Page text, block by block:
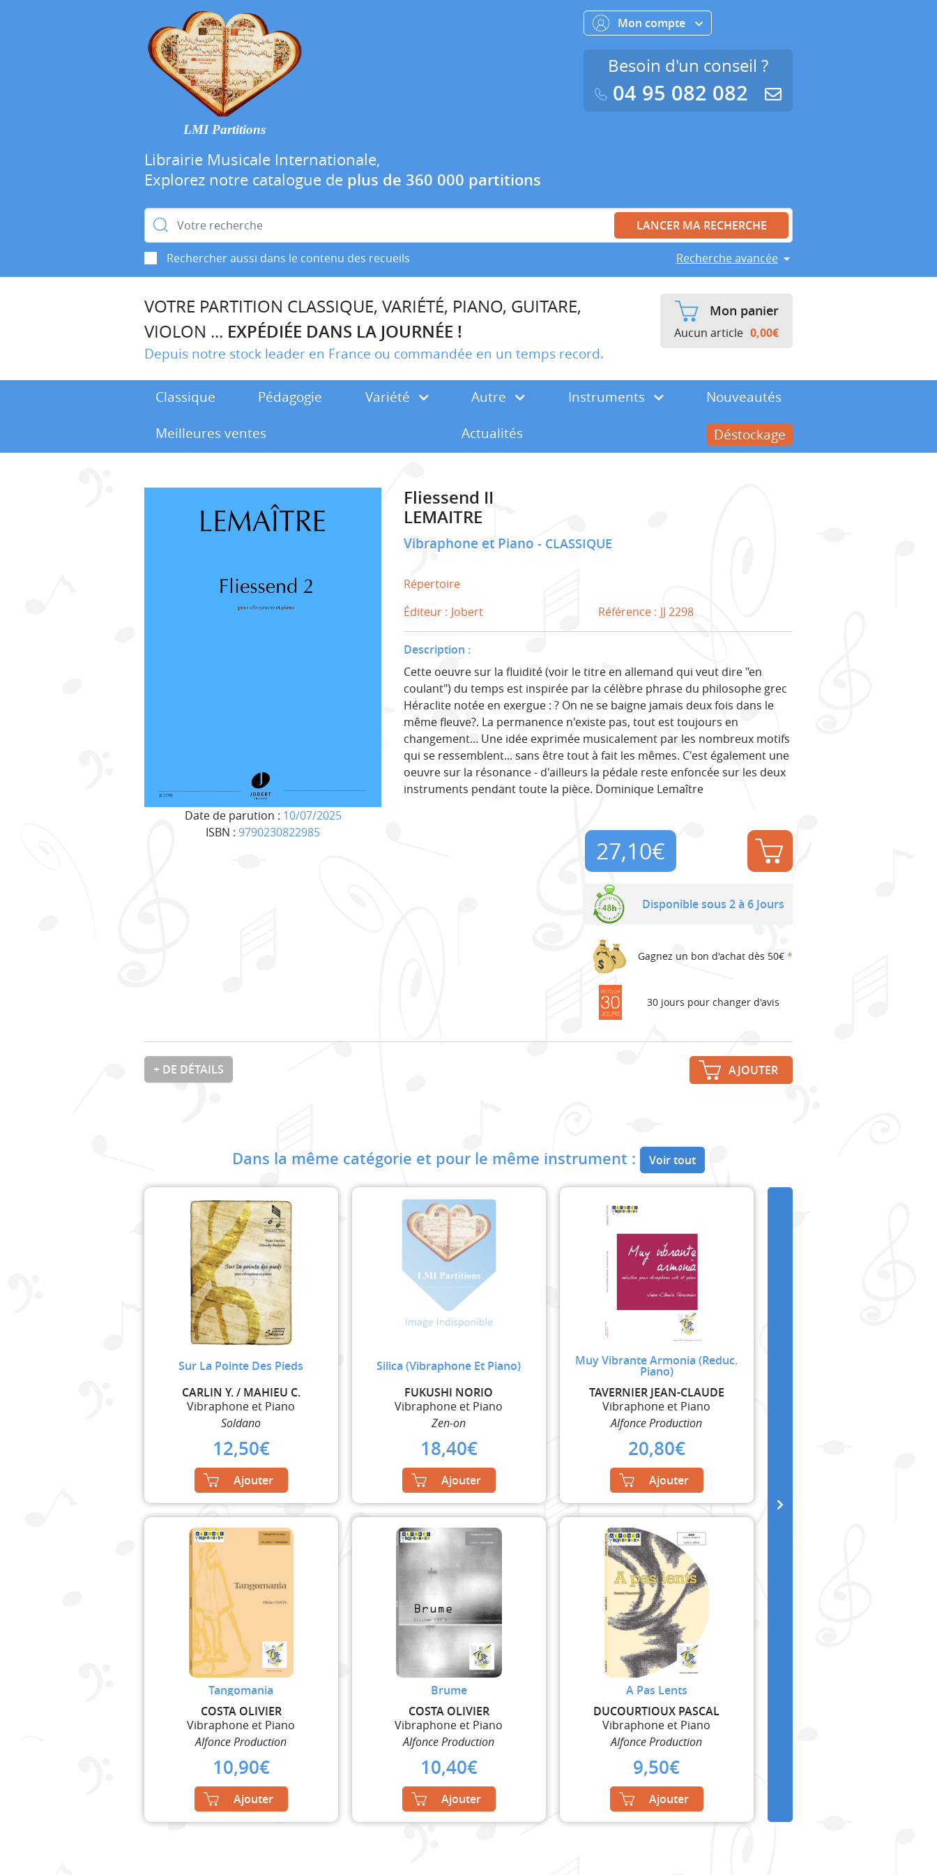
LMI Partitions
Librairie Musicale Internationale,
Explorez notre catalogue de plus de 360 000 partitions
Rechercher :
Rechercher aussi dans le contenu des recueils Recherche avancée
Mon compte
Besoin d'un conseil ?
04 95 082 082
VOTRE PARTITION CLASSIQUE, VARIÉTÉ, PIANO, GUITARE,
VIOLON ... EXPÉDIÉE DANS LA JOURNÉE !
Depuis notre stock leader en France ou commandée en un temps record.
Mon panier
Aucun article 0,00€
Classique Pédagogie Variété Autre Instruments
Nouveautés
Meilleures ventes
Actualités Déstockage
Date de parution : 10/07/2025
ISBN : 9790230822985
Fliessend II
LEMAITRE
Vibraphone et Piano CLASSIQUE
Répertoire
Éditeur : Jobert Référence : JJ 2298
Description :
Cette oeuvre sur la fluidité (voir le titre en allemand qui veut dire "en
coulant") du temps est inspirée par la célèbre phrase du philosophe grec
Héraclite notée en exergue : ? On ne se baigne jamais deux fois dans le
même fleuve?. La permanence n'existe pas, tout est toujours en
changement... Une idée exprimée musicalement par les nombreux motifs
qui se ressemblent... sans être tout à fait les mêmes. C'est également une
oeuvre sur la résonance - d'ailleurs la pédale reste enfoncée sur les deux
instruments pendant toute la pièce. Dominique Lemaître
27,10€
Disponible sous 2 à 6 Jours
Gagnez un bon d'achat dès 50€ *
30 jours pour changer d'avis
+ DE DÉTAILS AJOUTER
Dans la même catégorie et pour le même instrument : Voir tout
Sur La Pointe Des Pieds
CARLIN Y. / MAHIEU C.
Vibraphone et Piano
Soldano
12,50€
Ajouter
Silica (Vibraphone Et Piano)
FUKUSHI NORIO
Vibraphone et Piano
Zen-on
18,40€
Ajouter
Muy Vibrante Armonia (Reduc.
Piano)
TAVERNIER JEAN-CLAUDE
Vibraphone et Piano
Alfonce Production
20,80€
Ajouter
Tangomania
COSTA OLIVIER
Vibraphone et Piano
Alfonce Production
10,90€
Ajouter
Brume
COSTA OLIVIER
Vibraphone et Piano
Alfonce Production
10,40€
Ajouter
A Pas Lents
DUCOURTIOUX PASCAL
Vibraphone et Piano
Alfonce Production
9,50€
Ajouter